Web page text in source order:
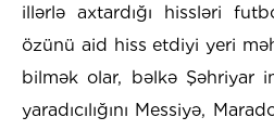
illərlə axtardığı hissləri
özünü aid hiss etdiyi yeri
bilmək olar, bəlkə Şəhriyar
yaradıcılığını Messiyə,